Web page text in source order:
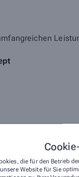
die für den Betrieb
Website für Sie